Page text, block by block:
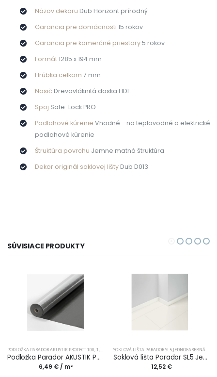
Názov dekoru Dub Horizont prírodný
Garancia pre domácnosti 15 rokov
Garancia pre komerčné priestory 5 rokov
Formát1285 x 194 mm
Hrúbka celkom 7 mm
Nosič Drevovláknitá doska HDF
Spoj Safe-Lock PRO
Podlahové kúrenie Vhodné - na teplovodné a elektrické
podlahové kúrenie
Štruktúra povrchu Jemne matná štruktúra
Dekor originál soklovej lišty Dub D013
SÚVISIACE PRODUKTY
PODLOŽKA PARADOR AKUSTIK PROTECT 100, 1,8 MM PU S PAROZÁBRANOU
Podložka Parador AKUSTIK PROTECT 100, 1,8 mm PU s parozábranou
6,49 € / m²
SOKLOVÁ LIŠTA PARADOR SL5 JEDNOFAREBNÁ BIELA D001
Soklová lišta Parador SL5 Jednofarebná biela D001
12,52 €